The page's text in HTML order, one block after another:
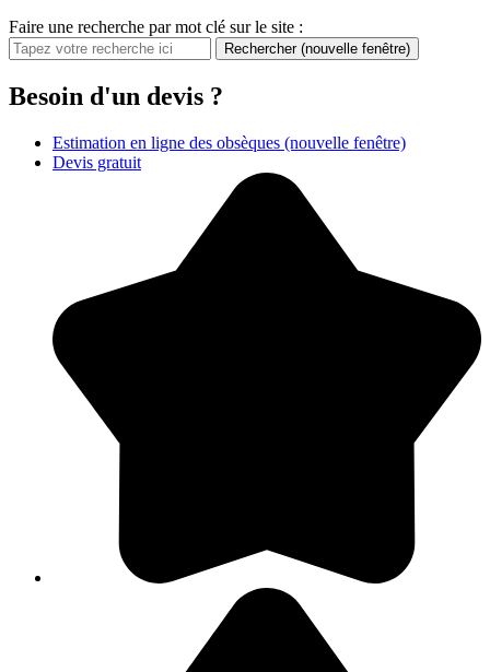
Faire une recherche par mot clé sur le site :
Rechercher (nouvelle fenêtre)
Besoin d'un devis ?
Estimation en ligne des obsèques (nouvelle fenêtre)
Devis gratuit